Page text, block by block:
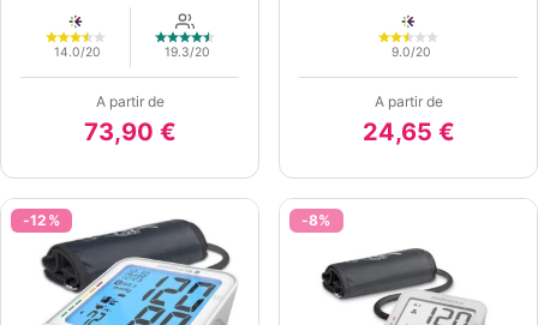
14.0/20 19.3/20
A partir de
73,90 €
9.0/20
A partir de
24,65 €
-12% -8%